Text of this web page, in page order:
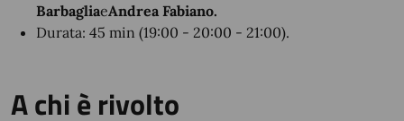
BarbagliaeAndrea Fabiano.
Durata: 45 min (19:00 - 20:00 - 21:00).
A chi è rivolto